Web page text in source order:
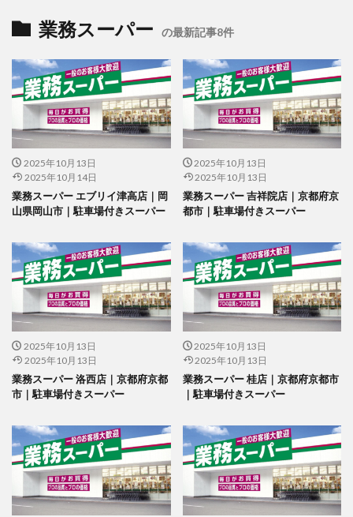
業務スーパー の最新記事8件
2025年10月13日
2025年10月14日
業務スーパー エブリイ津高店｜岡
山県岡山市｜駐車場付きスーパー
2025年10月13日
2025年10月13日
業務スーパー 吉祥院店｜京都府京
都市｜駐車場付きスーパー
2025年10月13日
2025年10月13日
業務スーパー 洛西店｜京都府京都
市｜駐車場付きスーパー
2025年10月13日
2025年10月13日
業務スーパー 桂店｜京都府京都市
｜駐車場付きスーパー